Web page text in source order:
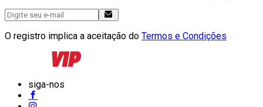
O registro implica a aceitação do Termos e Condições
siga-nos